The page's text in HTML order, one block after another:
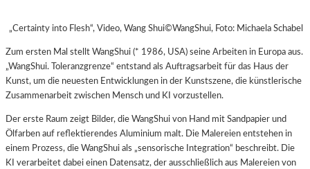
„Certainty into Flesh“, Video, Wang Shui©WangShui, Foto: Michaela Schabel
Zum ersten Mal stellt WangShui (* 1986, USA) seine Arbeiten in Europa aus.
„WangShui. Toleranzgrenze“ entstand als Auftragsarbeit für das Haus der
Kunst, um die neuesten Entwicklungen in der Kunstszene, die künstlerische
Zusammenarbeit zwischen Mensch und KI vorzustellen.
Der erste Raum zeigt Bilder, die WangShui von Hand mit Sandpapier und
Ölfarben auf reflektierendes Aluminium malt. Die Malereien entstehen in
einem Prozess, die WangShui als „sensorische Integration“ beschreibt. Die
KI verarbeitet dabei einen Datensatz, der ausschließlich aus Malereien von